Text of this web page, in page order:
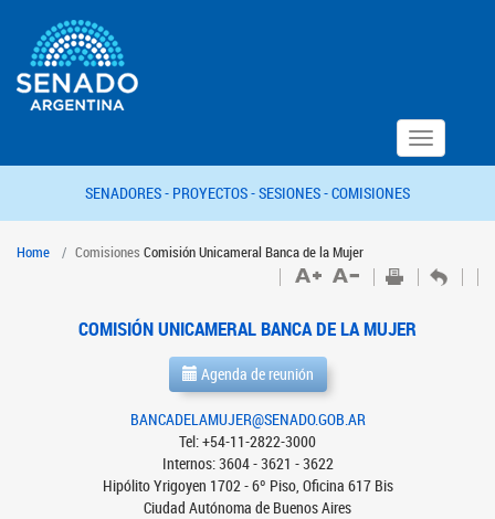
Toggle
navigation
SENADORES - PROYECTOS -SESIONES -COMISIONES
Home Comisiones Comisión Unicameral Banca de la Mujer
COMISIÓN UNICAMERAL BANCA DE LA MUJER
Agenda de reunión
BANCADELAMUJER@SENADO.GOB.AR
Tel: +54-11-2822-3000
Internos: 3604 - 3621 - 3622
Hipólito Yrigoyen 1702 - 6º Piso, Oficina 617 Bis
Ciudad Autónoma de Buenos Aires